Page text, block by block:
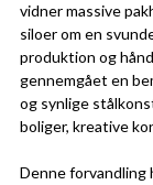
vidner massive
siloer om en
produktion og
gennemgået en
og synlige
boliger, kreative
Denne forvandling